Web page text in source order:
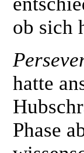
ob sich
hatte
Phase